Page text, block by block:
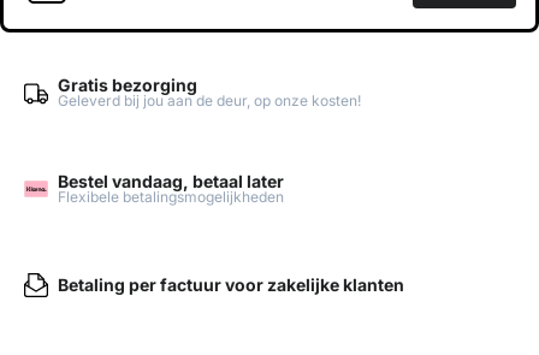
Naam*
Gratis bezorging
Geleverd bij jou aan de deur, op onze kosten!
Bestel vandaag, betaal later
Flexibele betalingsmogelijkheden
Betaling per factuur voor zakelijke klanten